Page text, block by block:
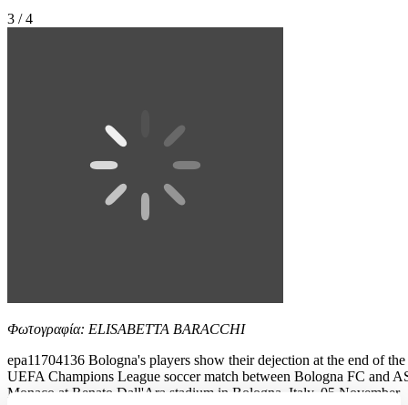
3 / 4
Φωτογραφία: ELISABETTA BARACCHI
epa11704136 Bologna's players show their dejection at the end of the
UEFA Champions League soccer match between Bologna FC and
Monaco at Renato Dall'Ara stadium in Bologna, Italy, 05 November